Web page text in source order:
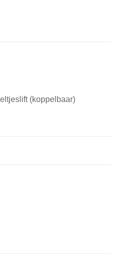
(koppelbaar)